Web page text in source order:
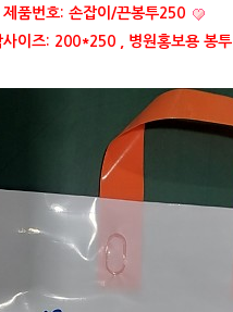
제품번호: 손잡이/끈봉투250
사이즈: 200*250 , 병원홍보용 봉투